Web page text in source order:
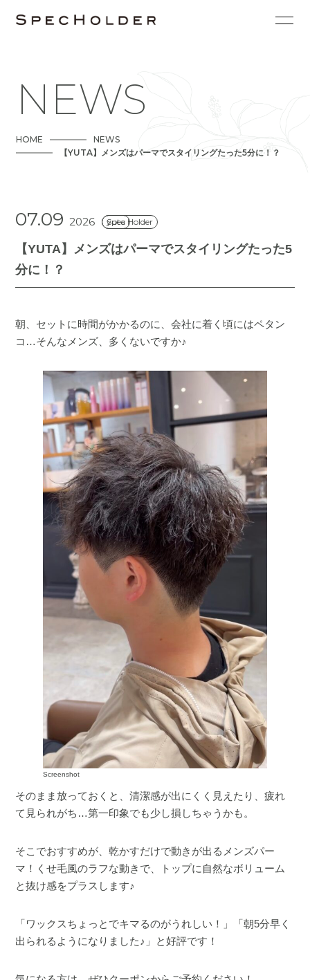
NEWS
HOME
NEWS
【YUTA】メンズはパーマでスタイリングたった5分に！？
07.09 2026 Spec Holder
yuta
【YUTA】メンズはパーマでスタイリングたった5
分に！？
朝、セットに時間がかかるのに、会社に着く頃にはペタン
コ…そんなメンズ、多くないですか♪
Screenshot
そのまま放っておくと、清潔感が出にくく見えたり、疲れ
て見られがち…第一印象でも少し損しちゃうかも。
そこでおすすめが、乾かすだけで動きが出るメンズパー
マ！くせ毛風のラフな動きで、トップに自然なボリューム
と抜け感をプラスします♪
「ワックスちょっとでキマるのがうれしい！」「朝5分早く
出られるようになりました♪」と好評です！